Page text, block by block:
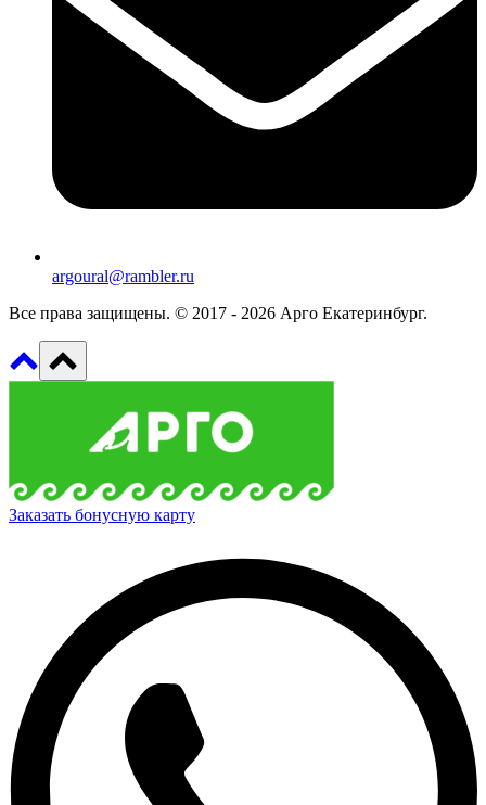
argoural@rambler.ru
Все права защищены. © 2017 - 2026 Арго Екатеринбург.
Заказать бонусную карту